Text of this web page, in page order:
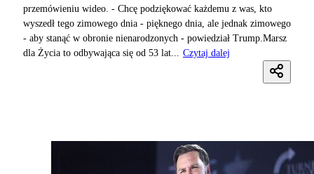
przemówieniu wideo. - Chcę podziękować każdemu z was, kto
wyszedł tego zimowego dnia - pięknego dnia, ale jednak zimowego
- aby stanąć w obronie nienarodzonych - powiedział Trump.Marsz
dla Życia to odbywająca się od 53 lat...
Czytaj dalej